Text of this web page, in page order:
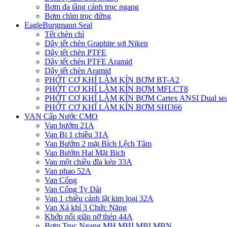
Bơm đa tầng cánh trục ngang
Bơm chìm trục đứng
EagleBurgmann Seal
Tết chèn chì
Dây tết chèn Graphite sợi Niken
Dây tết chèn PTFE
Dây tết chèn PTFE Aramid
Dây tết chèn Aramid
PHỚT CƠ KHÍ LÀM KÍN BƠM BT-A2
PHỚT CƠ KHÍ LÀM KÍN BƠM MFLCT8
PHỚT CƠ KHÍ LÀM KÍN BƠM Cartex ANSI Dual
PHỚT CƠ KHÍ LÀM KÍN BƠM SHI366
VAN Cấp Nước CMO
Van bướm 21A
Van Bi 1 chiều 31A
Van Bướm 2 mặt Bích Lệch Tâm
Van Bướm Hai Mặt Bich
Van một chiều đĩa kép 33A
Van phao 52A
Van Cổng
Van Cổng Ty Dài
Van 1 chiều cánh lật kim loại 32A
Van Xả khí 3 Chức Năng
Khớp nối giãn nỡ thép 44A